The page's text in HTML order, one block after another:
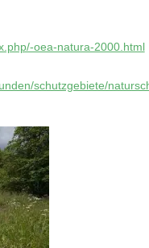
oea-natura-2000.html
schutzgebiete/